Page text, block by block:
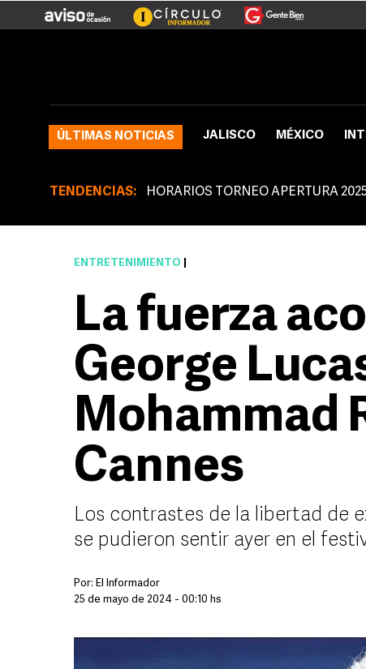
ÚLTIMAS NOTICIAS JALISCO MÉXICO
TENDENCIAS: HORARIOS TORNEO APERTURA
ENTRETENIMIENTO
La fuerza
George
Mohammad
Cannes
Los contrastes de la libertad de
se pudieron sentir ayer en el
Por: El Informador
25 de mayo de 2024 - 00:10 hs